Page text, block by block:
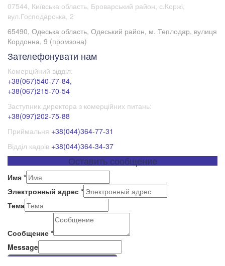
07544, Київська область, Броварський район, с.Коржі,
вул.Господарська, 2
65490, Одеська область, Одеський район, м. Теплодар, вулиця
Кордонна, 9 (промзона)
Зателефонувати нам
Комерційний відділ:
+38(067)540-77-84,
+38(067)215-70-54
Заступник директора з комерційних питань:
+38(097)202-75-88
Приймальня +38(044)364-77-31
Відділ кадрів +38(044)364-34-37
Оставить сообщение
Имя *
Электронный адрес *
Тема
Сообщение *
Message